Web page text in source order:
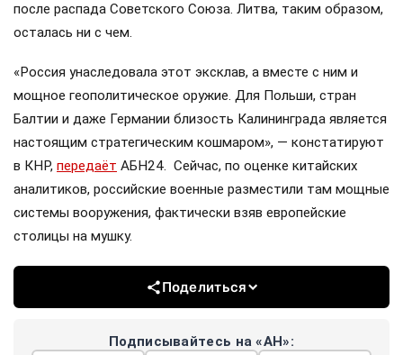
после распада Советского Союза. Литва, таким образом,
осталась ни с чем.
«Россия унаследовала этот эксклав, а вместе с ним и
мощное геополитическое оружие. Для Польши, стран
Балтии и даже Германии близость Калининграда является
настоящим стратегическим кошмаром», — констатируют
в КНР, передаёт АБН24. Сейчас, по оценке китайских
аналитиков, российские военные разместили там мощные
системы вооружения, фактически взяв европейские
столицы на мушку.
Поделиться
Подписывайтесь на «АН»: